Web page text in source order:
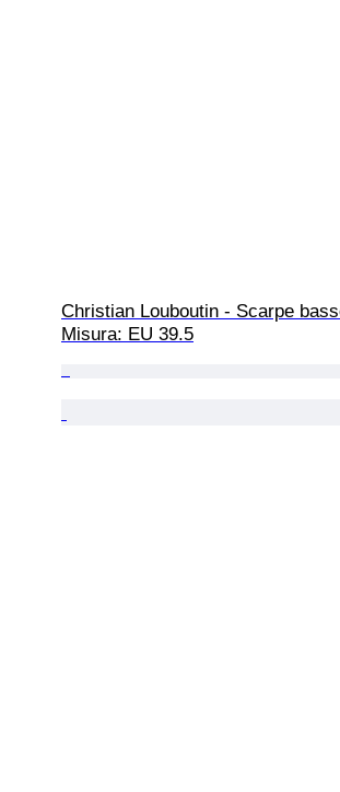
Christian Louboutin - Scarpe
Misura: EU 39.5